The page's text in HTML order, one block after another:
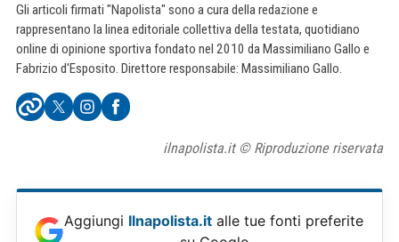
Gli articoli firmati "Napolista" sono a cura della redazione e
rappresentano la linea editoriale collettiva della testata, quotidiano
online di opinione sportiva fondato nel 2010 da Massimiliano Gallo e
Fabrizio d'Esposito. Direttore responsabile: Massimiliano Gallo.
ilnapolista.it © Riproduzione riservata
Aggiungi Ilnapolista.it alle tue fonti preferite